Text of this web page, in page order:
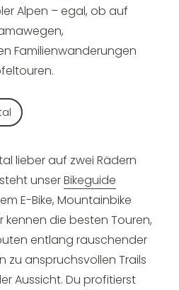
Alpen – egal, ob auf
Familienwanderungen
lieber auf zwei Rädern
unserBikeguide
E-Bike, Mountainbike
kennen die besten Touren,
entlang rauschender
zu anspruchsvollen Trails
Aussicht. Du profitierst